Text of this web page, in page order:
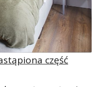
część